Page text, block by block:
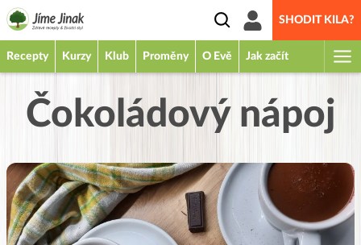
SHODIT KILA?
Recepty Kurzy Klub Proměny O Evě Jak začít
Čokoládový nápoj